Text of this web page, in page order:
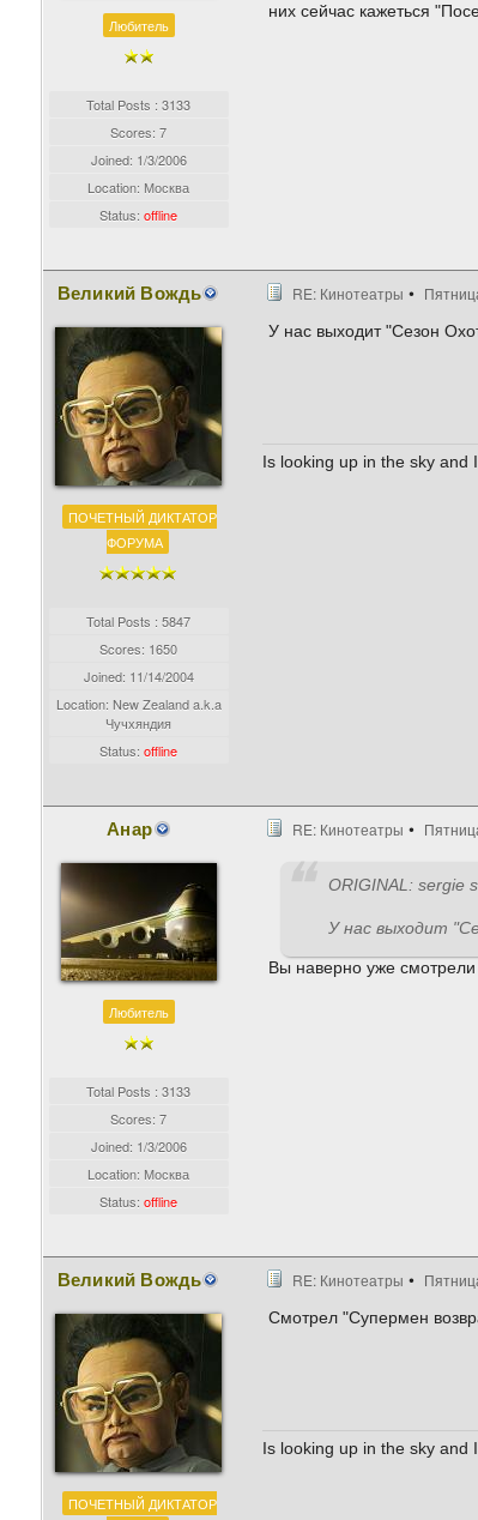
Любитель
Total Posts : 3133
Scores: 7
Joined: 1/3/2006
Location: Москва
Status:offline
них сейчас кажеться
Великий Вождь
ПОЧЕТНЫЙ ДИКТАТОР
ФОРУМА
Total Posts : 5847
Scores: 1650
Joined: 11/14/2004
Location: New Zealand a.k.a
Чучхяндия
Status:offline
RE: Кинотеатры
У нас выходит "Сезон
Is looking up in the sky and
Анар
Любитель
Total Posts : 3133
Scores: 7
Joined: 1/3/2006
Location: Москва
Status:offline
RE: Кинотеатры
ORIGINAL: sergie
У нас выходит
Вы наверно уже
Великий Вождь
ПОЧЕТНЫЙ ДИКТАТОР
RE: Кинотеатры
Смотрел "Супермен
Is looking up in the sky and